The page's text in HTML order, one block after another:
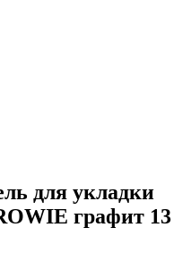
для укладки
графит 13